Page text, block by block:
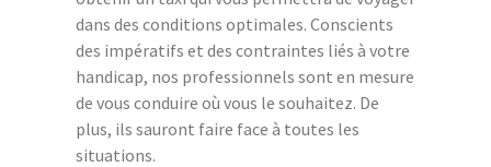
dans des conditions optimales. Conscients
des impératifs et des contraintes liés à votre
handicap, nos professionnels sont en mesure
de vous conduire où vous le souhaitez. De
plus, ils sauront faire face à toutes les
situations.